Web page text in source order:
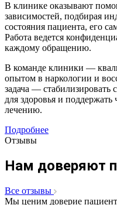
В клинике оказывают
зависимостей, подбирая
состояния пациента, его
Работа ведется
каждому обращению.
В команде клиники —
опытом в наркологии и
задача — стабилизировать
для здоровья и
лечению.
Подробнее
Отзывы
Нам доверяют
Все отзывы
Мы ценим доверие